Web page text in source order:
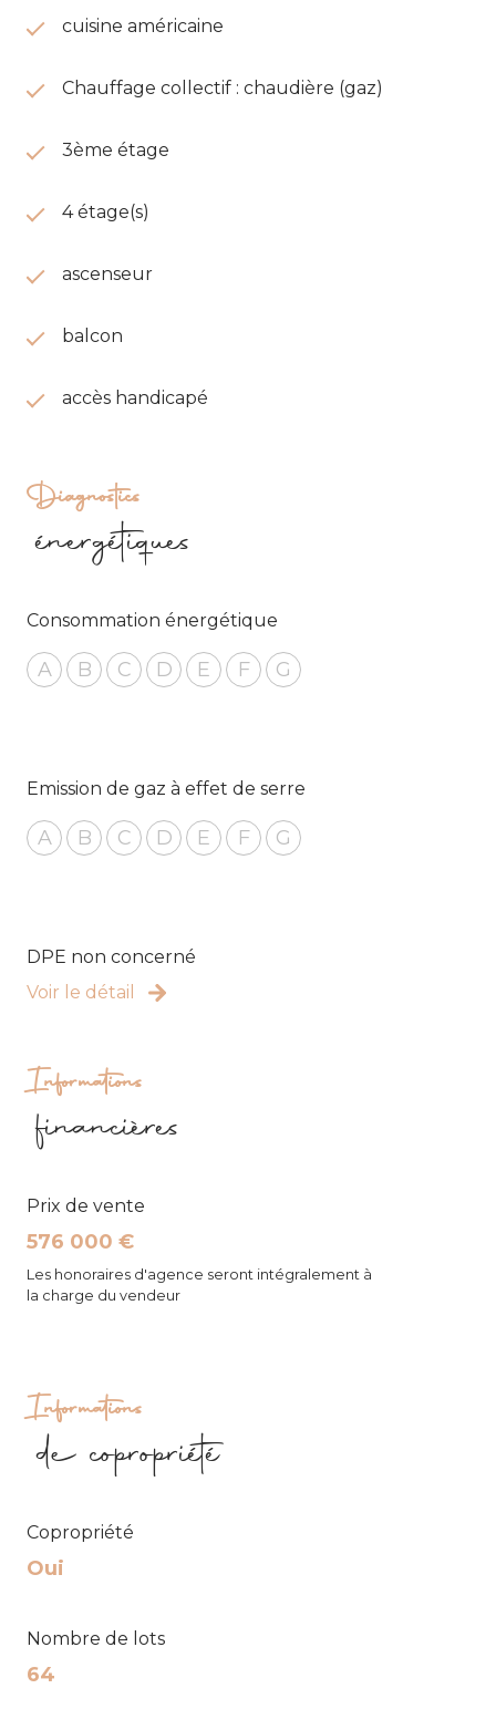
cuisine américaine
Chauffage collectif : chaudière (gaz)
3ème étage
4 étage(s)
ascenseur
balcon
accès handicapé
Diagnostics
énergétiques
Consommation énergétique
A B C D E F G
Emission de gaz à effet de serre
A B C D E F G
DPE non concerné
Voir le détail
Informations
financières
Prix de vente
576 000 €
Les honoraires d'agence seront intégralement à
la charge du vendeur
Informations
de copropriété
Copropriété
Oui
Nombre de lots
64